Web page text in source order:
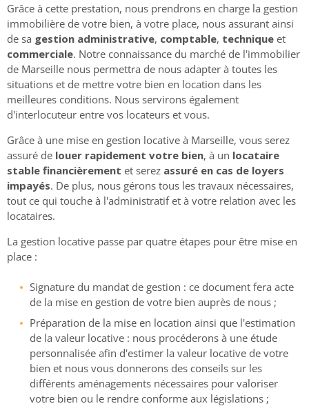
Grâce à cette prestation, nous prendrons en charge la gestion
immobilière de votre bien, à votre place, nous assurant ainsi
de sa gestion administrative, comptable, technique et
commerciale. Notre connaissance du marché de l'immobilier
de Marseille nous permettra de nous adapter à toutes les
situations et de mettre votre bien en location dans les
meilleures conditions. Nous servirons également
d'interlocuteur entre vos locateurs et vous.
Grâce à une mise en gestion locative à Marseille, vous serez
assuré de louer rapidement votre bien, à un locataire
stable financièrement et serez assuré en cas de loyers
impayés. De plus, nous gérons tous les travaux nécessaires,
tout ce qui touche à l'administratif et à votre relation avec les
locataires.
La gestion locative passe par quatre étapes pour être mise en
place :
Signature du mandat de gestion : ce document fera acte
de la mise en gestion de votre bien auprès de nous ;
Préparation de la mise en location ainsi que l'estimation
de la valeur locative : nous procéderons à une étude
personnalisée afin d'estimer la valeur locative de votre
bien et nous vous donnerons des conseils sur les
différents aménagements nécessaires pour valoriser
votre bien ou le rendre conforme aux législations ;